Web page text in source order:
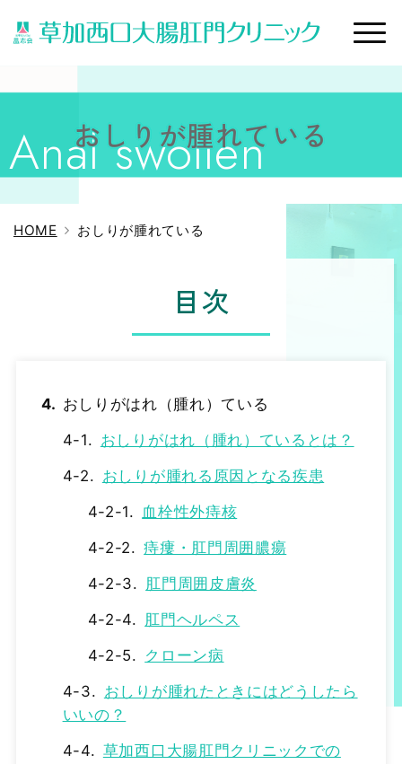
おしりが腫れている
HOME おしりが腫れている
目次
おしりがはれ（腫れ）ている
おしりがはれ（腫れ）ているとは？
おしりが腫れる原因となる疾患
血栓性外痔核
痔瘻・肛門周囲膿瘍
肛門周囲皮膚炎
肛門ヘルペス
クローン病
おしりが腫れたときにはどうしたら
いいの？
草加西口大腸肛門クリニックでの